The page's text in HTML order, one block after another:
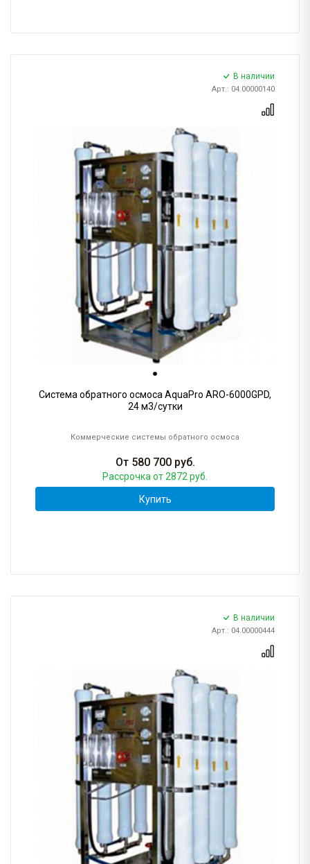
В наличии
Арт.: 04.00000140
Система обратного осмоса AquaPro ARO-6000GPD,
24 м3/сутки
Коммерческие системы обратного осмоса
От 580 700руб.
Рассрочка от 2872 руб.
Купить
В наличии
Арт.: 04.00000444